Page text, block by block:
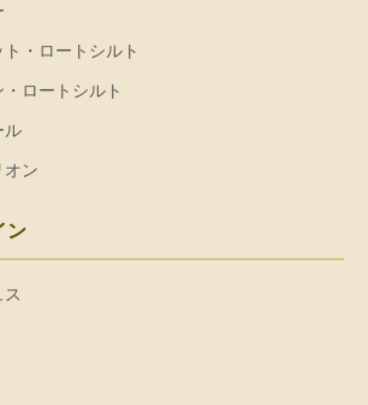
・ロートシルト
ロートシルト
ル
オン
ン